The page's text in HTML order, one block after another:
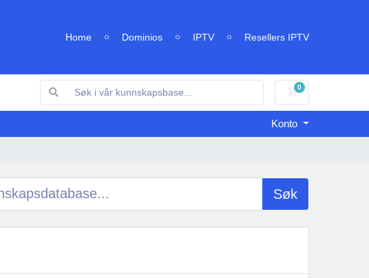
Home Dominios IPTV Resellers IPTV
0
Handlevogn
Konto
Søk